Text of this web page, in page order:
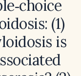
(1)
is